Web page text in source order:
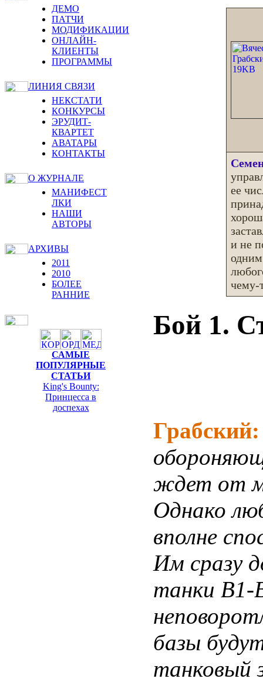
ДЕМО
ПАТЧИ
МОДИФИКАЦИИ
ОНЛАЙН-
КЛИЕНТЫ
ПРОГРАММЫ
ЛИНИЯ СВЯЗИ
НЕКСТАТИ
КОНКУРСЫ
ЭРУДИТ-
КВАРТЕТ
АВАТАРЫ
КОНТАКТЫ
О ЖУРНАЛЕ
МАНИФЕСТ
ЛКИ
НАШИ
АВТОРЫ
АРХИВЫ
2011
2010
БОЛЕЕ
РАННИЕ
САМЫЕ
ПОПУЛЯРНЫЕ
СТАТЬИ
King's Bounty:
Принцесса в
доспехах
ее
и не
чему-
Бой 1.
ждет от
Однако
вполне
Им сразу
танки В1-
базы
танковый